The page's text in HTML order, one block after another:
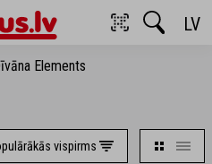
LV
Elements
vispirms